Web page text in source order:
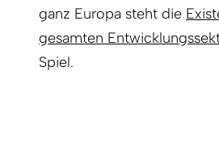
ganz Europa steht die
gesamten
Spiel.